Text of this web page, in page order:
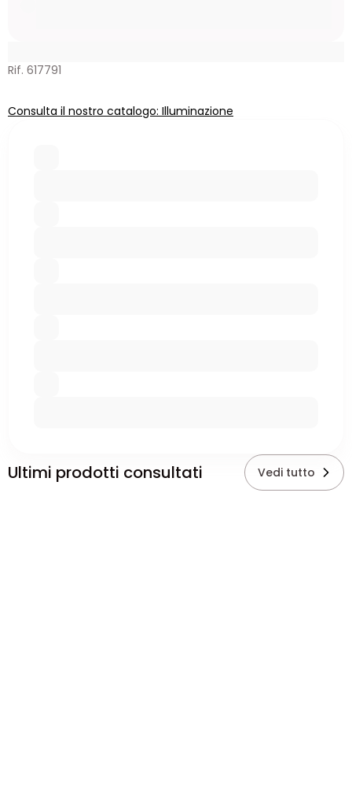
Rif. 617791
Consulta il nostro catalogo: Illuminazione
Ultimi prodotti consultati Vedi tutto